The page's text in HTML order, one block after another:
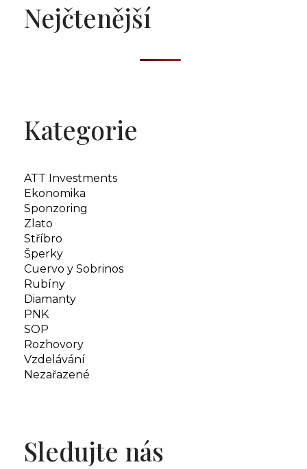
Nejčtenější
Kategorie
ATT Investments
Ekonomika
Sponzoring
Zlato
Stříbro
Šperky
Cuervo y Sobrinos
Rubíny
Diamanty
PNK
SOP
Rozhovory
Vzdelávání
Nezařazené
Sledujte nás